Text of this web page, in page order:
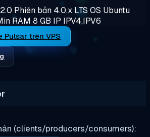
Phiên bản 4.0.x LTS OS Ubuntu
RAM 8 GB IP IPV4,IPV6
Pulsar trên VPS
(clients/producers/consumers):